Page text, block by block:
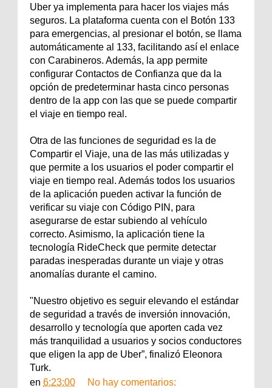
Uber ya implementa para hacer los viajes más
seguros. La plataforma cuenta con el Botón 133
para emergencias, al presionar el botón, se llama
automáticamente al 133, facilitando así el enlace
con Carabineros. Además, la app permite
configurar Contactos de Confianza que da la
opción de predeterminar hasta cinco personas
dentro de la app con las que se puede compartir
el viaje en tiempo real.
Otra de las funciones de seguridad es la de
Compartir el Viaje, una de las más utilizadas y
que permite a los usuarios el poder compartir el
viaje en tiempo real. Además todos los usuarios
de la aplicación pueden activar la función de
verificar su viaje con Código PIN, para
asegurarse de estar subiendo al vehículo
correcto. Asimismo, la aplicación tiene la
tecnología RideCheck que permite detectar
paradas inesperadas durante un viaje y otras
anomalías durante el camino.
"Nuestro objetivo es seguir elevando el estándar
de seguridad a través de inversión innovación,
desarrollo y tecnología que aporten cada vez
más tranquilidad a usuarios y socios conductores
que eligen la app de Uber”, finalizó Eleonora
Turk.
en 6:23:00 No hay comentarios: